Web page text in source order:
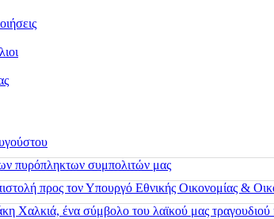
πυρόπληκτων συμπολιτών μας
προς τον Υπουργό Εθνικής Οικονομίας &
Χαλκιά, ένα σύμβολο του λαϊκού μας τραγουδιού